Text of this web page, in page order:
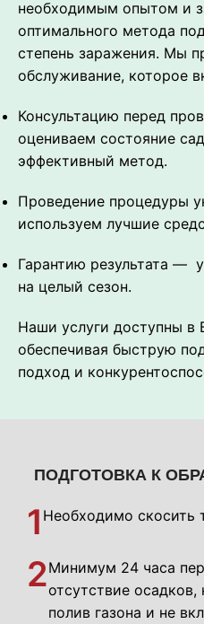
необходимым опытом и
оптимального метода
степень заражения. Мы
обслуживание, которое
Консультацию перед
оцениваем состояние
эффективный метод.
Проведение процедуры
используем лучшие
Гарантию результата —
на целый сезон.
Наши услуги доступны в
обеспечивая быструю
подход и
ПОДГОТОВКА К
1 Необходимо скосить
2Минимум 24 часа
отсутствие
полив газона и не